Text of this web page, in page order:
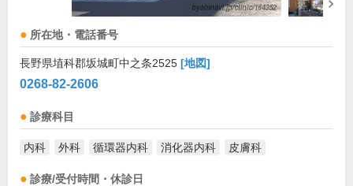
所在地・電話番号
長野県埴科郡坂城町中之条2525 [地図]
0268-82-2606
診療科目
内科 外科 循環器内科 消化器内科 皮膚科
診療/受付時間・休診日